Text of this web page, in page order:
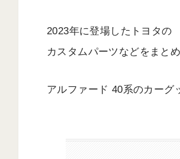
2023年に登場したトヨタの
カスタムパーツなどをまと
アルファード 40系のカーグ